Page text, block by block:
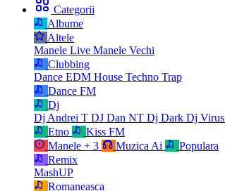
Categorii
Albume
Altele
Manele Live Manele Vechi
Clubbing
Dance EDM House Techno Trap
Dance FM
Dj
Dj Andrei T DJ Dan NT Dj Dark Dj Virus
Etno
Kiss FM
Manele + 3 Muzica Ai
Populara
Remix
MashUP
Romaneasca